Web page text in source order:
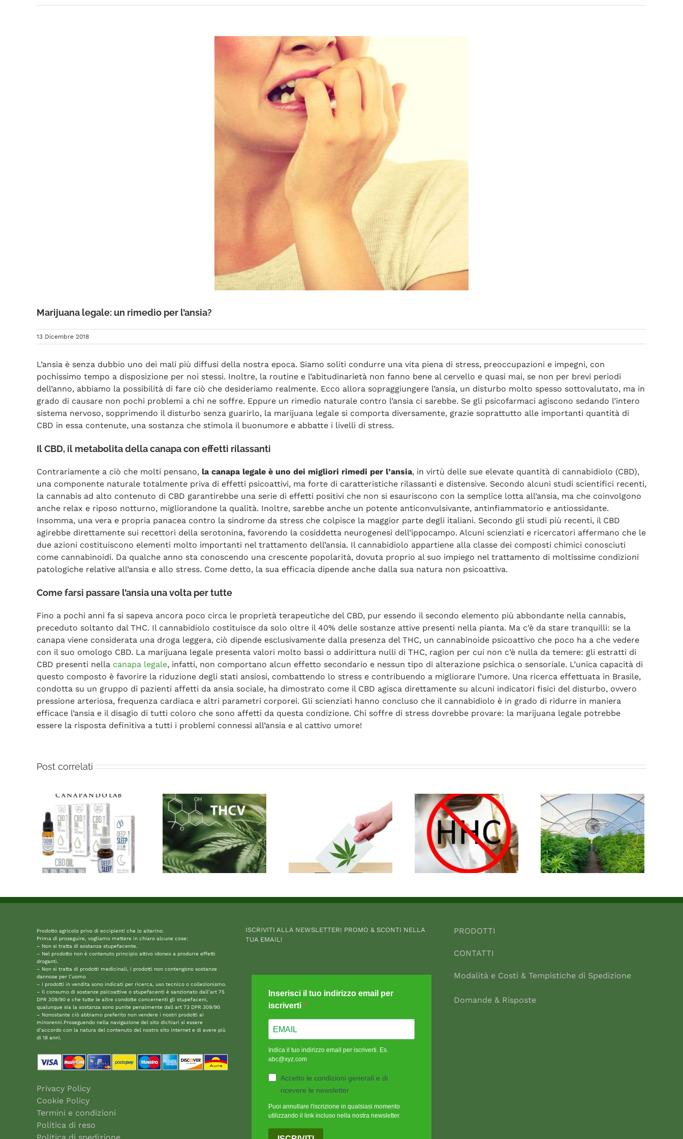
Marijuana legale: un rimedio per l’ansia?
13 Dicembre 2018
L’ansia è senza dubbio uno dei mali più diffusi della nostra epoca. Siamo soliti condurre una vita piena di stress, preoccupazioni e impegni, con
pochissimo tempo a disposizione per noi stessi. Inoltre, la routine e l’abitudinarietà non fanno bene al cervello e quasi mai, se non per brevi periodi
dell’anno, abbiamo la possibilità di fare ciò che desideriamo realmente. Ecco allora sopraggiungere l’ansia, un disturbo molto spesso sottovalutato, ma in
grado di causare non pochi problemi a chi ne soffre. Eppure un rimedio naturale contro l’ansia ci sarebbe. Se gli psicofarmaci agiscono sedando l’intero
sistema nervoso, sopprimendo il disturbo senza guarirlo, la marijuana legale si comporta diversamente, grazie soprattutto alle importanti quantità di
CBD in essa contenute, una sostanza che stimola il buonumore e abbatte i livelli di stress.
Il CBD, il metabolita della canapa con effetti rilassanti
Contrariamente a ciò che molti pensano, la canapa legale è uno dei migliori rimedi per l’ansia, in virtù delle sue elevate quantità di cannabidiolo (CBD),
una componente naturale totalmente priva di effetti psicoattivi, ma forte di caratteristiche rilassanti e distensive. Secondo alcuni studi scientifici recenti,
la cannabis ad alto contenuto di CBD garantirebbe una serie di effetti positivi che non si esauriscono con la semplice lotta all’ansia, ma che coinvolgono
anche relax e riposo notturno, migliorandone la qualità. Inoltre, sarebbe anche un potente anticonvulsivante, antinfiammatorio e antiossidante.
Insomma, una vera e propria panacea contro la sindrome da stress che colpisce la maggior parte degli italiani. Secondo gli studi più recenti, il CBD
agirebbe direttamente sui recettori della serotonina, favorendo la cosiddetta neurogenesi dell’ippocampo. Alcuni scienziati e ricercatori affermano che le
due azioni costituiscono elementi molto importanti nel trattamento dell’ansia. Il cannabidiolo appartiene alla classe dei composti chimici conosciuti
come cannabinoidi. Da qualche anno sta conoscendo una crescente popolarità, dovuta proprio al suo impiego nel trattamento di moltissime condizioni
patologiche relative all’ansia e allo stress. Come detto, la sua efficacia dipende anche dalla sua natura non psicoattiva.
Come farsi passare l’ansia una volta per tutte
Fino a pochi anni fa si sapeva ancora poco circa le proprietà terapeutiche del CBD, pur essendo il secondo elemento più abbondante nella cannabis,
preceduto soltanto dal THC. Il cannabidiolo costituisce da solo oltre il 40% delle sostanze attive presenti nella pianta. Ma c’è da stare tranquilli: se la
canapa viene considerata una droga leggera, ciò dipende esclusivamente dalla presenza del THC, un cannabinoide psicoattivo che poco ha a che vedere
con il suo omologo CBD. La marijuana legale presenta valori molto bassi o addirittura nulli di THC, ragion per cui non c’è nulla da temere: gli estratti di
CBD presenti nella canapa legale, infatti, non comportano alcun effetto secondario e nessun tipo di alterazione psichica o sensoriale. L’unica capacità di
questo composto è favorire la riduzione degli stati ansiosi, combattendo lo stress e contribuendo a migliorare l’umore. Una ricerca effettuata in Brasile,
condotta su un gruppo di pazienti affetti da ansia sociale, ha dimostrato come il CBD agisca direttamente su alcuni indicatori fisici del disturbo, ovvero
pressione arteriosa, frequenza cardiaca e altri parametri corporei. Gli scienziati hanno concluso che il cannabidiolo è in grado di ridurre in maniera
efficace l’ansia e il disagio di tutti coloro che sono affetti da questa condizione. Chi soffre di stress dovrebbe provare: la marijuana legale potrebbe
essere la risposta definitiva a tutti i problemi connessi all’ansia e al cattivo umore!
Post correlati
Prodotto agricolo privo di eccipienti che lo alterino.
Prima di proseguire, vogliamo mettere in chiaro alcune cose:
– Non si tratta di sostanza stupefacente.
– Nel prodotto non è contenuto principio attivo idoneo a produrre effetti
droganti.
– Non si tratta di prodotti medicinali, i prodotti non contengono sostanze
dannose per l’uomo
– I prodotti in vendita sono indicati per ricerca, uso tecnico o collezionismo.
– Il consumo di sostanze psicoattive o stupefacenti è sanzionato dall’art 75
DPR 309/90 e che tutte le altre condotte concernenti gli stupefaceni,
qualunque sia la sostanza sono punite penalmente dall art 73 DPR 309/90
– Nonostante ciò abbiamo preferito non vendere i nostri prodotti ai
minorenni.Proseguendo nella navigazione del sito dichiari si essere
d’accordo con la natura del contenuto del nostro sito internet e di avere più
di 18 anni.
Privacy Policy
Cookie Policy
Termini e condizioni
Politica di reso
Politica di spedizione
ISCRIVITI ALLA NEWSLETTER! PROMO & SCONTI NELLA
TUA EMAIL!
Inserisci il tuo indirizzo email per
iscriverti
Indica il tuo indirizzo email per iscriverti. Es.
abc@xyz.com
Accetto le condizioni generali e di
ricevere le newsletter
Puoi annullare l'iscrizione in qualsiasi momento
utilizzando il link incluso nella nostra newsletter.
PRODOTTI
CONTATTI
Modalità e Costi & Tempistiche di Spedizione
Domande & Risposte